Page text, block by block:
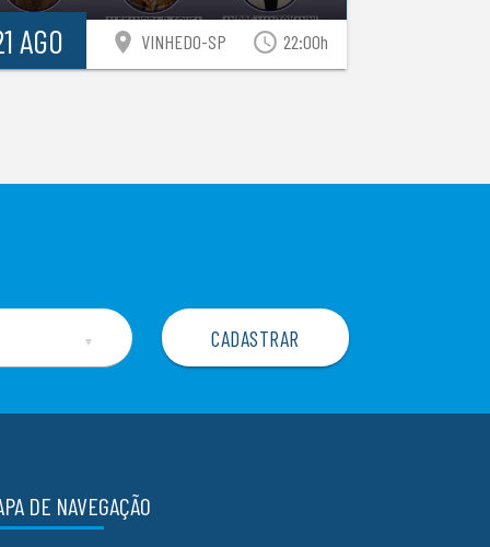
AGO location_on VINHEDO-SP access_time 22:00h
▼
DE NAVEGAÇÃO